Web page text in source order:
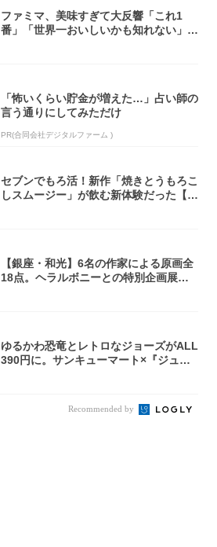
ファミマ、美味すぎて大反響「これ1
番」「世界一おいしいかも知れない」
「怖いくらい貯金が増えた…」占い師の
言う通りにしてみただけ
PR(合同会社デジタルファーム )
セブンでもろ活！新作「焼きとうもろこ
しスムージー」が飲む新体験だった【東
【銀座・和光】6名の作家による原画全
18点。ヘラルボニーとの特別企画展「G
ゆるかわ恐竜とレトロなジョーズがALL
390円に。サンキューマート×『ジュラ
Recommended by